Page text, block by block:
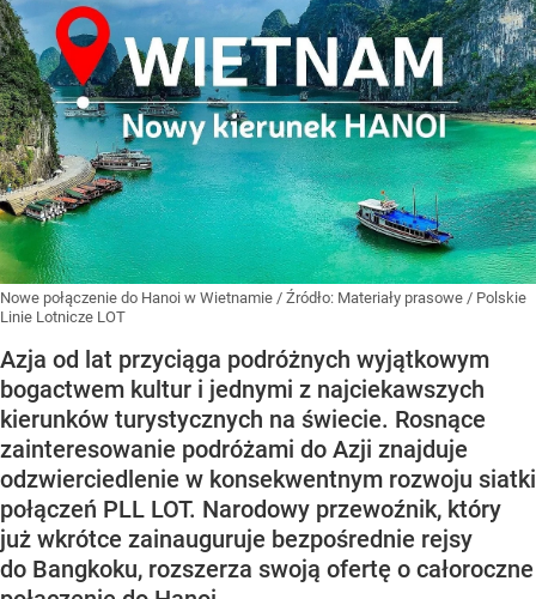
Nowe połączenie do Hanoi w Wietnamie / Źródło: Materiały prasowe / Polskie
Linie Lotnicze LOT
Azja od lat przyciąga podróżnych wyjątkowym
bogactwem kultur i jednymi z najciekawszych
kierunków turystycznych na świecie. Rosnące
zainteresowanie podróżami do Azji znajduje
odzwierciedlenie w konsekwentnym rozwoju siatki
połączeń PLL LOT. Narodowy przewoźnik, który
już wkrótce zainauguruje bezpośrednie rejsy
do Bangkoku, rozszerza swoją ofertę o całoroczne